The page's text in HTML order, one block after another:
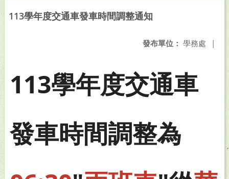
113學年度交通車發車時間調整通知
發布單位： 學務處 |
113學年度交通車
發車時間調整為